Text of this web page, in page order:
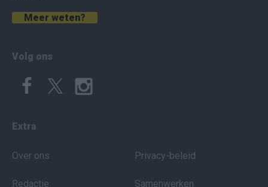
Meer weten?
Volg ons
Extra
Over ons
Redactie
Privacy-beleid
Samenwerken